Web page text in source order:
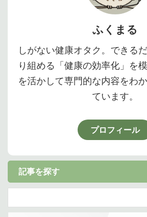
ふくまる
しがない健康オタク。できる
り組める「健康の効率化」を
を活かして専門的な内容をわ
ています。
プロフィール
記事を探す